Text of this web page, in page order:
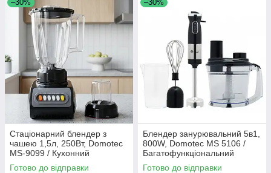
–30%
Стаціонарний блендер з
чашею 1,5л, 250Вт, Domotec
MS-9099 / Кухонний
подрібнювач з кавомолкою
Готово до відправки
–30%
Блендер занурювальний 5в1,
800W, Domotec MS 5106 /
Багатофункціональний
подрібнювач / Міні комбайн
Готово до відправки